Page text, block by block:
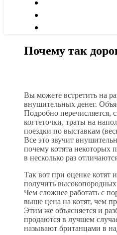
Почему так
Вы можете встретить на
внушительных денег.
Подробно перечисляется,
когтеточки, траты на
поездки по выставкам
Все это звучит
почему котята некоторых
в несколько раз
Так вот при оценке котят
получить
Чем сложнее работать с
выше цена на котят, чем
Этим же объясняется и
продаются в лучшем
называют британцами в